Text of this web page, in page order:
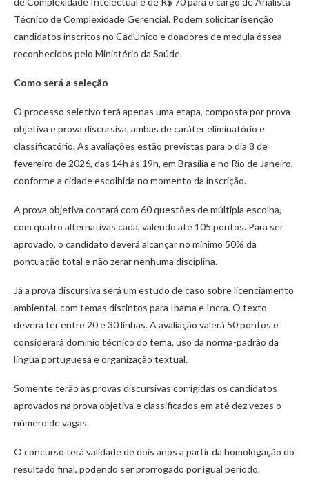
Técnico de Complexidade Gerencial. Podem solicitar isenção
candidatos inscritos no CadÚnico e doadores de medula óssea
reconhecidos pelo Ministério da Saúde.
Como será a seleção
O processo seletivo terá apenas uma etapa, composta por prova
objetiva e prova discursiva, ambas de caráter eliminatório e
classificatório. As avaliações estão previstas para o dia 8 de
fevereiro de 2026, das 14h às 19h, em Brasília e no Rio de Janeiro,
conforme a cidade escolhida no momento da inscrição.
A prova objetiva contará com 60 questões de múltipla escolha,
com quatro alternativas cada, valendo até 105 pontos. Para ser
aprovado, o candidato deverá alcançar no mínimo 50% da
pontuação total e não zerar nenhuma disciplina.
Já a prova discursiva será um estudo de caso sobre licenciamento
ambiental, com temas distintos para Ibama e Incra. O texto
deverá ter entre 20 e 30 linhas. A avaliação valerá 50 pontos e
considerará domínio técnico do tema, uso da norma-padrão da
língua portuguesa e organização textual.
Somente terão as provas discursivas corrigidas os candidatos
aprovados na prova objetiva e classificados em até dez vezes o
número de vagas.
O concurso terá validade de dois anos a partir da homologação do
resultado final, podendo ser prorrogado por igual período.